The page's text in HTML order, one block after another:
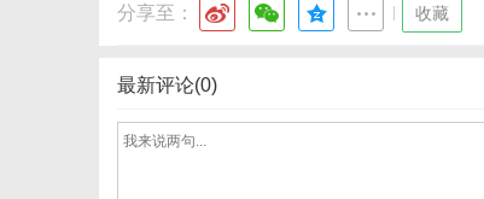
分享至： 收藏
最新评论(0)